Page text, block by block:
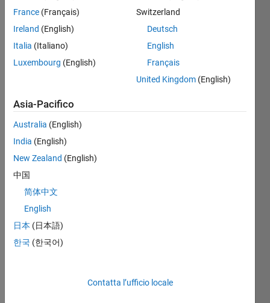
Solve
1315
Solutions
742
Solution
on Apr 28,
2026
France (Français)
Ireland (English)
Italia (Italiano)
Luxembourg (English)
Switzerland
Deutsch
English
Français
United Kingdom (English)
Asia-Pacifico
Australia (English)
India (English)
New Zealand (English)
中国
简体中文
English
日本 (日本語)
한국 (한국어)
Contatta l’ufficio locale